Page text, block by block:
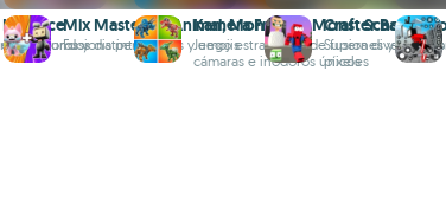
inodoros y
Space
de mundos distintos
Mix Master: AI Animal, Monster
Fusiona personajes y emojis
Kamera Friends Monster Battle
Juego estratégico de fusiones y
cámaras e inodoros únicos
Craft School:
Supera divertidas
píxeles